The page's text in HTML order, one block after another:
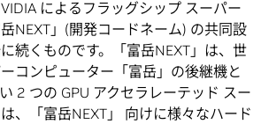
によるフラッグシップ スーパー
NEXT」(開発コードネーム) の共同設
続くものです。「富岳NEXT」は、世
コンピューター「富岳」の後継機と
2 つの GPU アクセラレーテッド スー
、「富岳NEXT」 向けに様々なハード